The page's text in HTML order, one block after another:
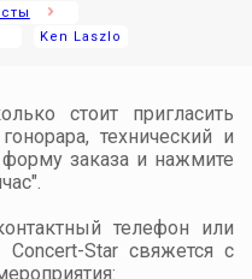
Ken Laszlo
стоит пригласить
технический и
заказа и нажмите
телефон или
Star свяжется с